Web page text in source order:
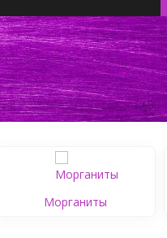
Морганиты